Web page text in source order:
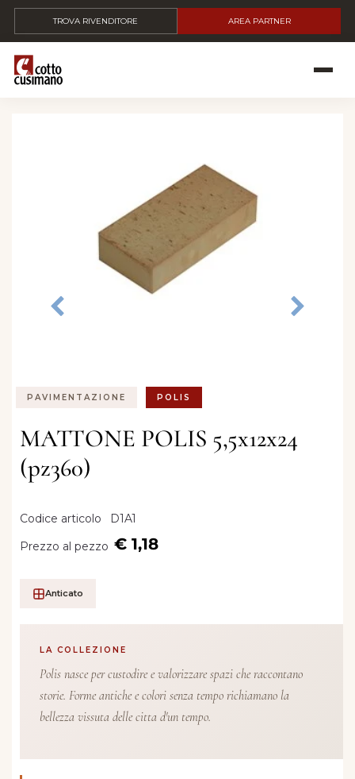
TROVA RIVENDITORE AREA PARTNER
PAVIMENTAZIONE POLIS
MATTONE POLIS 5,5x12x24
(pz360)
Codice articolo
D1A1
Prezzo al pezzo € 1,18
Anticato
LA COLLEZIONE
Polis nasce per custodire e valorizzare spazi che raccontano
storie. Forme antiche e colori senza tempo richiamano la
bellezza vissuta delle citta d'un tempo.